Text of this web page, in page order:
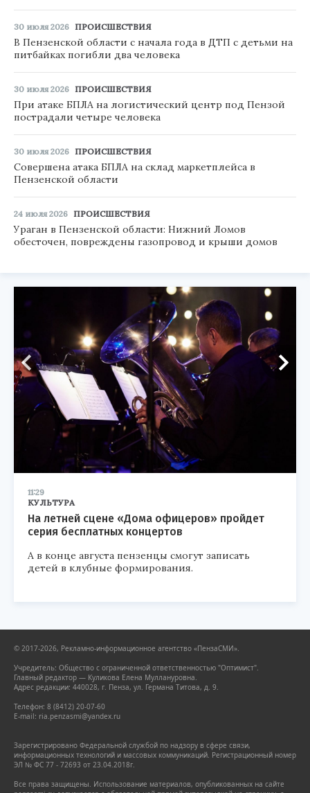
30 июля 2026 ПРОИСШЕСТВИЯ
В Пензенской области с начала года в ДТП с детьми на
питбайках погибли два человека
30 июля 2026 ПРОИСШЕСТВИЯ
При атаке БПЛА на логистический центр под Пензой
пострадали четыре человека
30 июля 2026 ПРОИСШЕСТВИЯ
Совершена атака БПЛА на склад маркетплейса в
Пензенской области
24 июля 2026 ПРОИСШЕСТВИЯ
Ураган в Пензенской области: Нижний Ломов
обесточен, повреждены газопровод и крыши домов
11:29
КУЛЬТУРА
На летней сцене «Дома офицеров» пройдет
серия бесплатных концертов
А в конце августа пензенцы смогут записать
детей в клубные формирования.
© 2017-2026, Рекламно-информационное агентство «ПензаСМИ».
Учредитель: Общество с ограниченной ответственностью "Оптимист".
Главный редактор — Куликова Елена Муллануровна.
Адрес редакции: 440028, г. Пенза, ул. Германа Титова, д. 9.
Телефон: 8 (8412) 20-07-60
E-mail: ria.penzasmi@yandex.ru
Зарегистрировано Федеральной службой по надзору в сфере связи,
информационных технологий и массовых коммуникаций. Регистрационный номер
ЭЛ № ФС 77 - 72693 от 23.04.2018г.
Все права защищены. Использование материалов, опубликованных на сайте